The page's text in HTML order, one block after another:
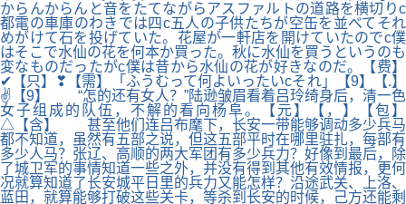
からんからんと音をたてながらアスファルトの道路を横切りc
都電の車庫のわきでは四c五人の子供たちが空缶を並べてそれ
めがけて石を投げていた。花屋が一軒店を開けていたのでc僕
はそこで水仙の花を何本か買った。秋に水仙を買うというのも
変なものだったがc僕は昔から水仙の花が好きなのだ。【费】
✔【只】❣【需】「ふうむって何よいったいcそれ」【9】【.】
✌【9】 “怎的还有女人？”陆逊皱眉看着吕玲绮身后，清一色
女子组成的队伍，不解的看向杨阜。【元】【，】【包】
△【含】 甚至他们连吕布麾下，长安一带能够调动多少兵马
都不知道，虽然有五部之说，但这五部平时在哪里驻扎，每部有
多少人马？张辽、高顺的两大军团有多少兵力？好像到最后，除
了城卫军的事情知道一些之外，并没有得到其他有效情报，更何
况就算知道了长安城平日里的兵力又能怎样？沿途武关、上洛、
蓝田，就算能够打破这些关卡，等杀到长安的时候，己方还能剩